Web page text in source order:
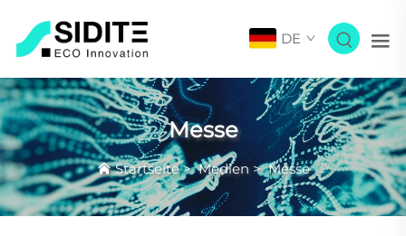
DE
Messe
Startseite>Medien >Messe